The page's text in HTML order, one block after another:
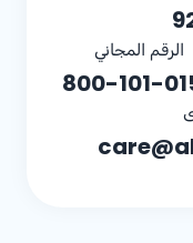
الرقم المجاني
800-101-